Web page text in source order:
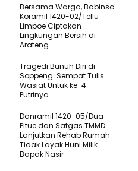
Bersama Warga, Babinsa
Koramil 1420-02/Tellu
Limpoe Ciptakan
Lingkungan Bersih di
Arateng
Tragedi Bunuh Diri di
Soppeng: Sempat Tulis
Wasiat Untuk ke-4
Putrinya
Danramil 1420-05/Dua
Pitue dan Satgas TMMD
Lanjutkan Rehab Rumah
Tidak Layak Huni Milik
Bapak Nasir